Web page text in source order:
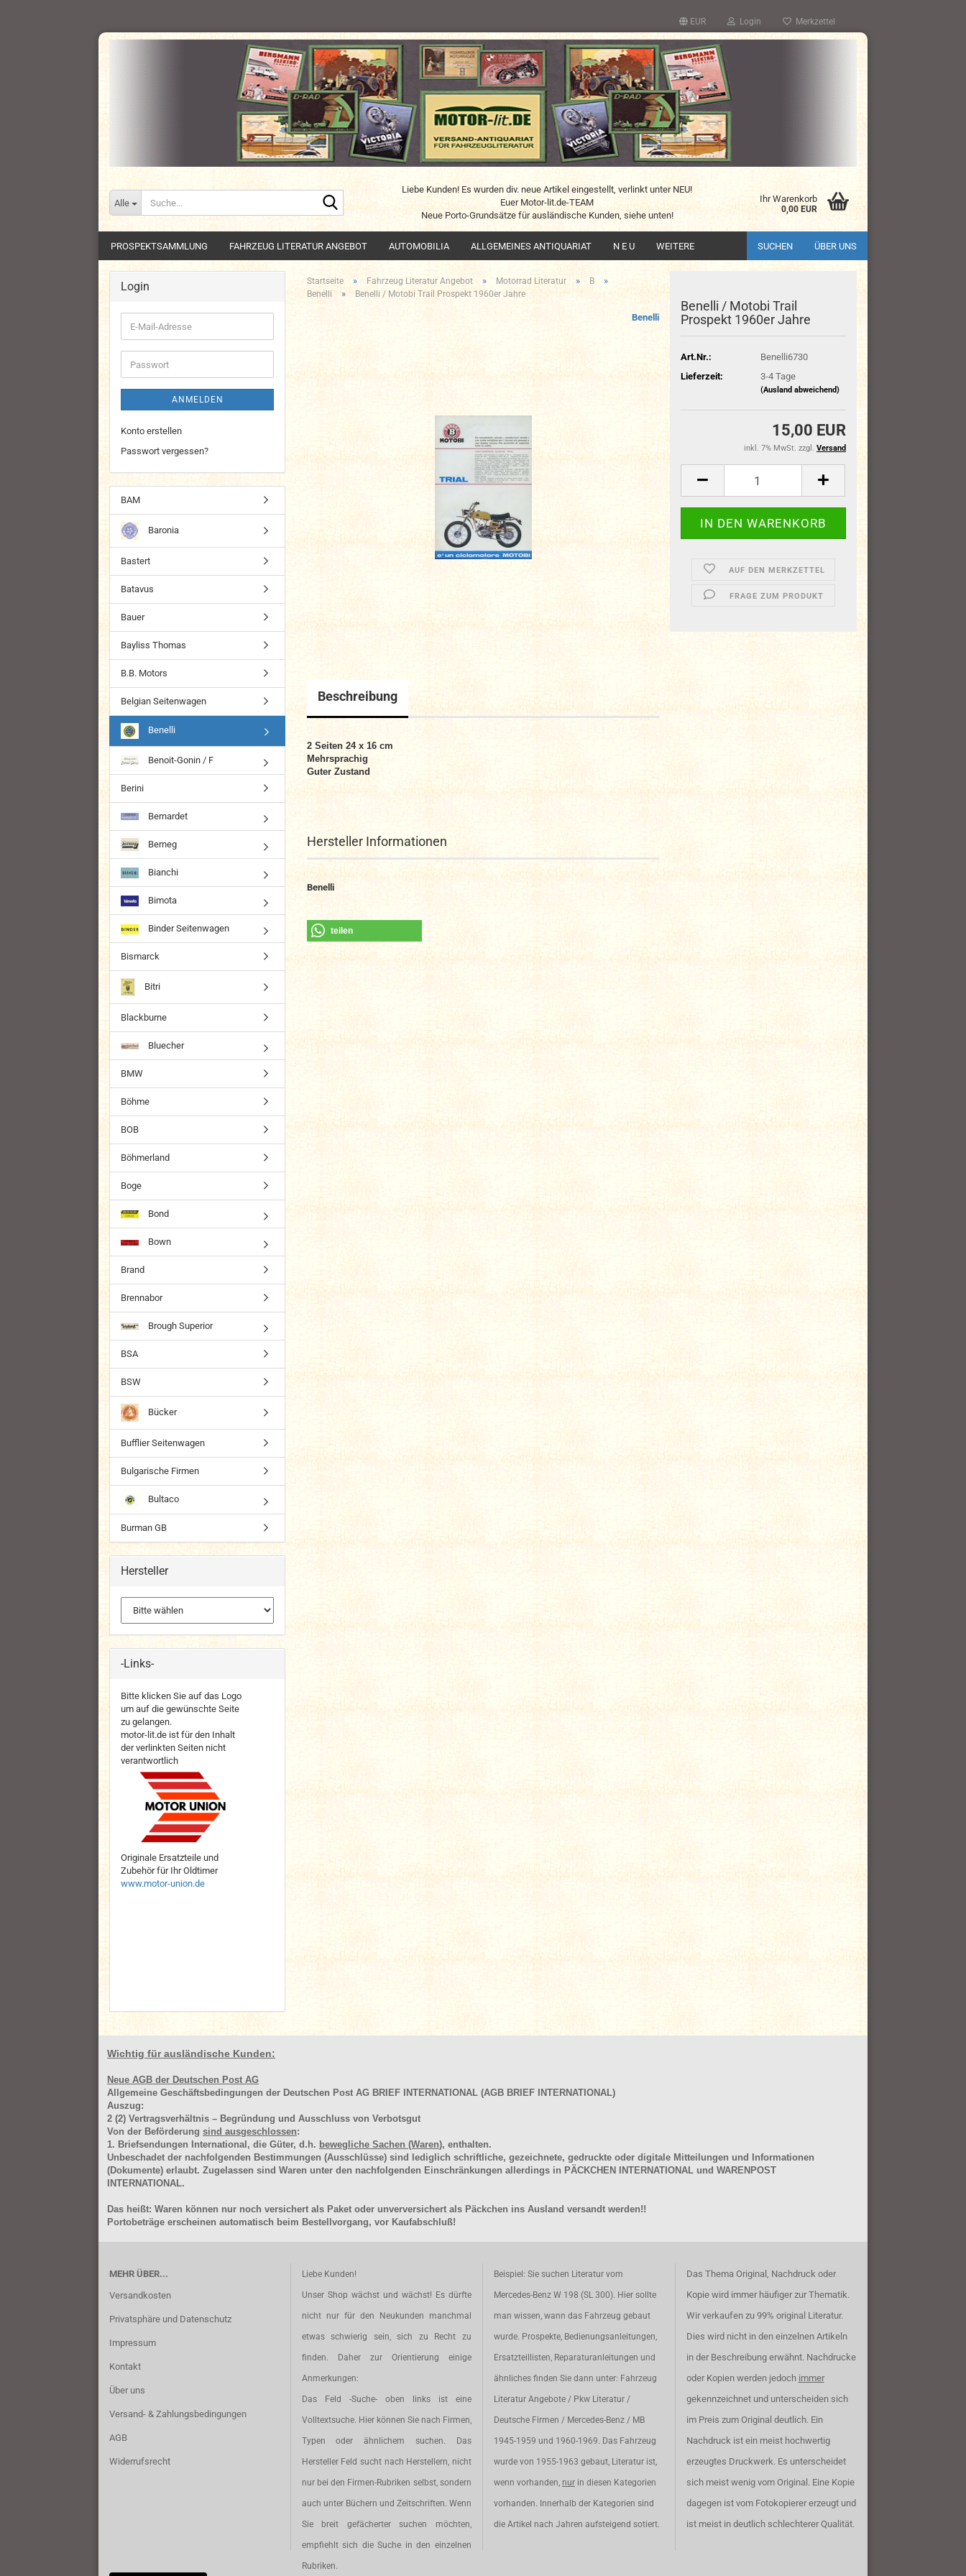
EUR Login Merkzettel
Alle
Liebe Kunden! Es wurden div. neue Artikel eingestellt, verlinkt unter NEU!
Euer Motor-lit.de-TEAM
Neue Porto-Grundsätze für ausländische Kunden, siehe unten!
Ihr Warenkorb
0,00 EUR
PROSPEKTSAMMLUNG FAHRZEUG LITERATUR ANGEBOT AUTOMOBILIA ALLGEMEINES ANTIQUARIAT N E U SUCHEN ÜBER UNS
WEITERE
Startseite » Fahrzeug Literatur Angebot » Motorrad Literatur » B »
Benelli » Benelli / Motobi Trail Prospekt 1960er Jahre
Benelli
Benelli / Motobi Trail
Prospekt 1960er Jahre
Art.Nr.:
Benelli6730
Lieferzeit:
3-4 Tage
(Ausland abweichend)
15,00 EUR
inkl. 7% MwSt. zzgl. Versand
AUF DEN MERKZETTEL
FRAGE ZUM PRODUKT
Beschreibung
2 Seiten 24 x 16 cm
Mehrsprachig
Guter Zustand
Hersteller Informationen
Benelli
teilen
Login
E-
Mail-
Adresse
Passwort
ANMELDEN
Konto erstellen
Passwort vergessen?
BAM
Baronia
Bastert
Batavus
Bauer
Bayliss Thomas
B.B. Motors
Belgian Seitenwagen
Benelli
Benoit-Gonin / F
Berini
Bernardet
Berneg
Bianchi
Bimota
Binder Seitenwagen
Bismarck
Bitri
Blackburne
Bluecher
BMW
Böhme
BOB
Böhmerland
Boge
Bond
Bown
Brand
Brennabor
Brough Superior
BSA
BSW
Bücker
Bufflier Seitenwagen
Bulgarische Firmen
Bultaco
Burman GB
Hersteller
-Links-
Bitte klicken Sie auf das Logo
um auf die gewünschte Seite
zu gelangen.
motor-lit.de ist für den Inhalt
der verlinkten Seiten nicht
verantwortlich
Originale Ersatzteile und
Zubehör für Ihr Oldtimer
www.motor-union.de
Wichtig für ausländische Kunden:
Neue AGB der Deutschen Post AG
Allgemeine Geschäftsbedingungen der Deutschen Post AG BRIEF INTERNATIONAL (AGB BRIEF INTERNATIONAL)
Auszug:
2 (2) Vertragsverhältnis – Begründung und Ausschluss von Verbotsgut
Von der Beförderung sind ausgeschlossen:
1. Briefsendungen International, die Güter, d.h. bewegliche Sachen (Waren), enthalten.
Unbeschadet der nachfolgenden Bestimmungen (Ausschlüsse) sind lediglich schriftliche, gezeichnete, gedruckte oder digitale Mitteilungen und Informationen
(Dokumente) erlaubt. Zugelassen sind Waren unter den nachfolgenden Einschränkungen allerdings in PÄCKCHEN INTERNATIONAL und WARENPOST
INTERNATIONAL.
Das heißt: Waren können nur noch versichert als Paket oder unverversichert als Päckchen ins Ausland versandt werden!!
Portobeträge erscheinen automatisch beim Bestellvorgang, vor Kaufabschluß!
MEHR ÜBER...
Versandkosten
Privatsphäre und Datenschutz
Impressum
Kontakt
Über uns
Versand- & Zahlungsbedingungen
AGB
Widerrufsrecht
Liebe Kunden!
Unser Shop wächst und wächst! Es dürfte
nicht nur für den Neukunden manchmal
etwas schwierig sein, sich zu Recht zu
finden. Daher zur Orientierung einige
Anmerkungen:
Das Feld -Suche- oben links ist eine
Volltextsuche. Hier können Sie nach Firmen,
Typen oder ähnlichem suchen. Das
Hersteller Feld sucht nach Herstellern, nicht
nur bei den Firmen-Rubriken selbst, sondern
auch unter Büchern und Zeitschriften. Wenn
Sie breit gefächerter suchen möchten,
empfiehlt sich die Suche in den einzelnen
Rubriken.
Beispiel: Sie suchen Literatur vom
Mercedes-Benz W 198 (SL 300). Hier sollte
man wissen, wann das Fahrzeug gebaut
wurde. Prospekte, Bedienungsanleitungen,
Ersatzteillisten, Reparaturanleitungen und
ähnliches finden Sie dann unter: Fahrzeug
Literatur Angebote / Pkw Literatur /
Deutsche Firmen / Mercedes-Benz / MB
1945-1959 und 1960-1969. Das Fahrzeug
wurde von 1955-1963 gebaut, Literatur ist,
wenn vorhanden, nur in diesen Kategorien
vorhanden. Innerhalb der Kategorien sind
die Artikel nach Jahren aufsteigend sotiert.
Das Thema Original, Nachdruck oder
Kopie wird immer häufiger zur Thematik.
Wir verkaufen zu 99% original Literatur.
Dies wird nicht in den einzelnen Artikeln
in der Beschreibung erwähnt. Nachdrucke
oder Kopien werden jedoch immer
gekennzeichnet und unterscheiden sich
im Preis zum Original deutlich. Ein
Nachdruck ist ein meist hochwertig
erzeugtes Druckwerk. Es unterscheidet
sich meist wenig vom Original. Eine Kopie
dagegen ist vom Fotokopierer erzeugt und
ist meist in deutlich schlechterer Qualität.